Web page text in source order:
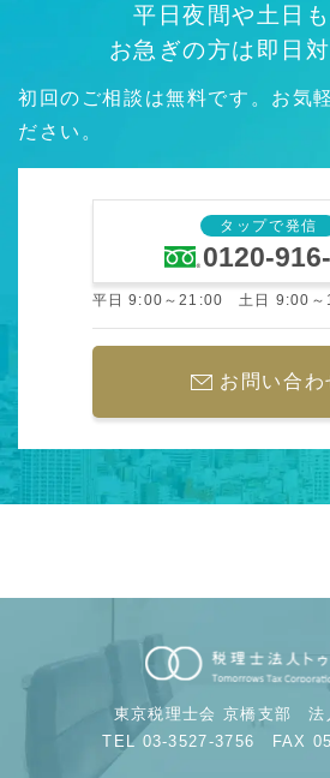
平日夜間や土日も
お急ぎの方は即日対
初回のご相談は無料です。お気
ださい。
タップで発信
0120-
平日 9:00～21:00 土日 9:00～
お問い合わ
東京税理士会 京橋支部法
TEL 03-3527-3756 FAX